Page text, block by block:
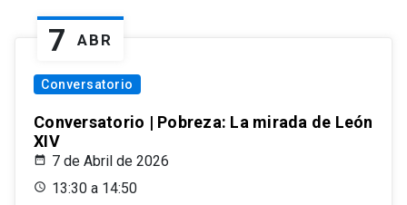
7 ABR
Conversatorio
Conversatorio | Pobreza: La mirada de León
XIV
7 de Abril de 2026
13:30 a 14:50